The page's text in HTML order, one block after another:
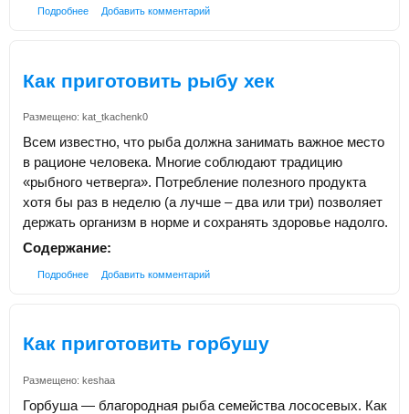
Подробнее Добавить комментарий
Как приготовить рыбу хек
Размещено: kat_tkachenk0
Всем известно, что рыба должна занимать важное место
в рационе человека. Многие соблюдают традицию
«рыбного четверга». Потребление полезного продукта
хотя бы раз в неделю (а лучше – два или три) позволяет
держать организм в норме и сохранять здоровье надолго.
Содержание:
Подробнее Добавить комментарий
Как приготовить горбушу
Размещено: keshaa
Горбуша — благородная рыба семейства лососевых. Как